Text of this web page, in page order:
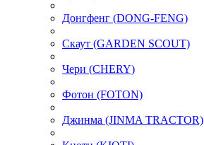
Донгфенг (DONG-FENG)
Скаут (GARDEN SCOUT)
Чери (CHERY)
Фотон (FOTON)
Джинма (JINMA TRACTOR)